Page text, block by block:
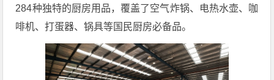
284种独特的厨房用品，覆盖了空气炸锅、电热水壶、咖
啡机、打蛋器、锅具等国民厨房必备品。